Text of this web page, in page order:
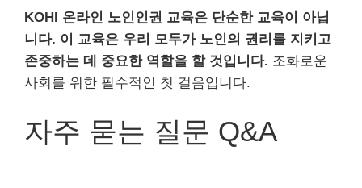
KOHI 온라인 노인인권 교육은 단순한 교육이 아닙
니다. 이 교육은 우리 모두가 노인의 권리를 지키고
존중하는 데 중요한 역할을 할 것입니다. 조화로운
사회를 위한 필수적인 첫 걸음입니다.
자주 묻는 질문 Q&A